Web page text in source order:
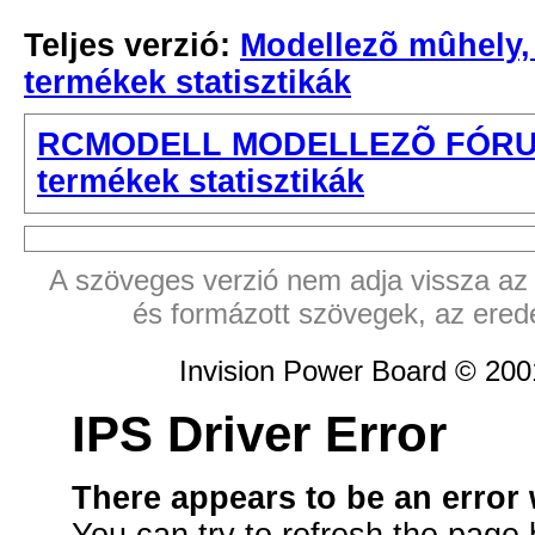
Teljes verzió: Modellezõ
termékek statisztikák
RCMODELL MODELLEZÕ
termékek statisztikák
A szöveges verzió nem adja vissza
és formázott szövegek, az
Invision Power Board ©
IPS Driver Error
There appears to be an error